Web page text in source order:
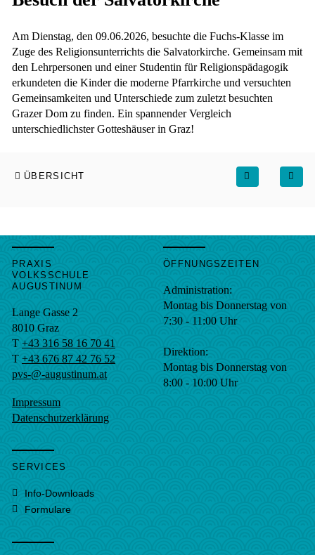
Am Dienstag, den 09.06.2026, besuchte die Fuchs-Klasse im
Zuge des Religionsunterrichts die Salvatorkirche. Gemeinsam mit
den Lehrpersonen und einer Studentin für Religionspädagogik
erkundeten die Kinder die moderne Pfarrkirche und versuchten
Gemeinsamkeiten und Unterschiede zum zuletzt besuchten
Grazer Dom zu finden. Ein spannender Vergleich
unterschiedlichster Gotteshäuser in Graz!
ÜBERSICHT
PRAXIS
VOLKSSCHULE
AUGUSTINUM
Lange Gasse 2
8010 Graz
T +43 316 58 16 70 41
T +43 676 87 42 76 52
pvs-@-augustinum.at
Impressum
Datenschutzerklärung
ÖFFNUNGSZEITEN
Administration:
Montag bis Donnerstag von
7:30 - 11:00 Uhr
Direktion:
Montag bis Donnerstag von
8:00 - 10:00 Uhr
SERVICES
Info-Downloads
Formulare